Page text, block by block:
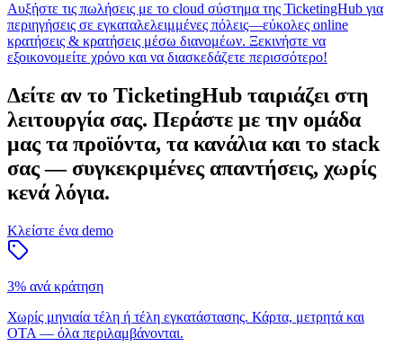
Αυξήστε τις πωλήσεις με το cloud σύστημα της TicketingHub για
περιηγήσεις σε εγκαταλελειμμένες πόλεις—εύκολες online
κρατήσεις & κρατήσεις μέσω διανομέων. Ξεκινήστε να
εξοικονομείτε χρόνο και να διασκεδάζετε περισσότερο!
Δείτε αν το TicketingHub ταιριάζει στη
λειτουργία σας. Περάστε με την ομάδα
μας τα προϊόντα, τα κανάλια και το stack
σας — συγκεκριμένες απαντήσεις, χωρίς
κενά λόγια.
Κλείστε ένα demo
3% ανά κράτηση
Χωρίς μηνιαία τέλη ή τέλη εγκατάστασης. Κάρτα, μετρητά και
OTA — όλα περιλαμβάνονται.